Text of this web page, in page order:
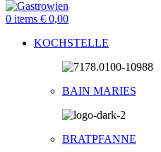
0 items € 0,00
KOCHSTELLE
BAIN MARIES
BRATPFANNE